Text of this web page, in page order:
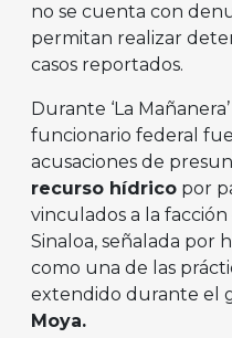
no se cuenta con
permitan realizar
casos reportados.
Durante ‘La
funcionario federal
acusaciones de
recurso hídrico por
vinculados a la facción
Sinaloa, señalada por
como una de las
extendido durante el
Moya.